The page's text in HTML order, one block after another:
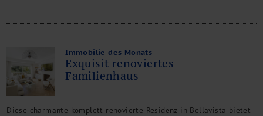
Immobilie des Monats
Exquisit renoviertes
Familienhaus
Diese charmante komplett renovierte Residenz in Bellavista bietet